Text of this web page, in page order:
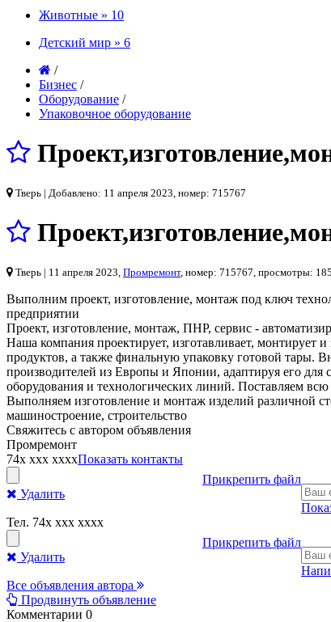
Животные » 10
Детский мир » 6
/
Бизнес /
Оборудование /
Упаковочное оборудование
Тверь | Добавлено: 11 апреля 2023, номер: 715767
Тверь | 11 апреля 2023, Промремонт, номер: 715767, просмотры: 185
Выполним проект, изготовление, монтаж под ключ
предприятии
Проект, изготовление, монтаж, ПНР, сервис -
Наша компания проектирует, изготавливает, монтирует
продуктов, а также финальную упаковку готовой тары.
производителей из Европы и Японии, адаптируя его
оборудования и технологических линий. Поставляем
Выполняем изготовление и монтаж изделий различной
машиностроение, строительство
Свяжитесь с автором объявления
Промремонт
74x xxx xxxxПоказать контакты
Прикрепить файл
Удалить
Тел. 74x xxx xxxx
Прикрепить файл
Удалить
Все объявления автора
Продвинуть объявление
Комментарии 0